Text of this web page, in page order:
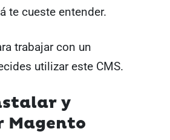
te cueste entender.
trabajar con un
utilizar este CMS.
y
Magento